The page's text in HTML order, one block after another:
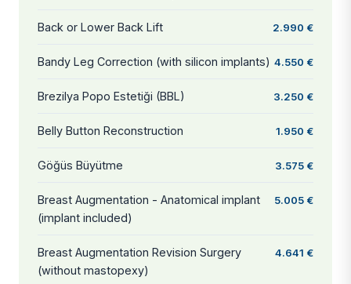
Back or Lower Back Lift 2.990 €
Bandy Leg Correction (with silicon implants) 4.550 €
Brezilya Popo Estetiği (BBL) 3.250 €
Belly Button Reconstruction 1.950 €
Göğüs Büyütme 3.575 €
Breast Augmentation - Anatomical implant
(implant included)
5.005 €
Breast Augmentation Revision Surgery
(without mastopexy)
4.641 €